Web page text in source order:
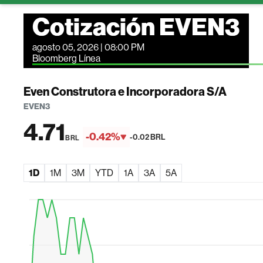
Cotización EVEN3
agosto 05, 2026 | 08:00 PM
Bloomberg Línea
Even Construtora e Incorporadora S/A
EVEN3
4.71BRL -0.42% -0.02 BRL
1D 1M 3M YTD 1A 3A 5A